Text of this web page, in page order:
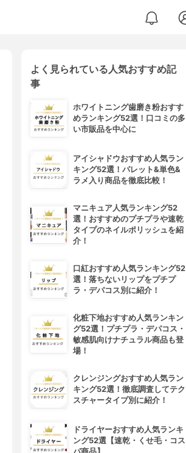
よく見られている人気おすすめ記
事
ホワイトニング歯磨き粉おすす
めランキング52選！口コミの多
い市販品を中心に
アイシャドウおすすめ人気ラン
キング52選！パレット&単色&
ラメ入り商品を徹底比較！
マニキュア人気ランキング52
選！おすすめのプチプラや速乾
タイプのネイルポリッシュを紹
介！
口紅おすすめ人気ランキング52
選！落ちないリップをプチプ
ラ・デパコス別に紹介！
化粧下地おすすめ人気ランキン
グ52選！プチプラ・デパコス・
敏感肌向けナチュラル商品も登
場！
クレンジングおすすめ人気ラン
キング52選！徹底調査してテク
スチャータイプ別に紹介！
ドライヤーおすすめ人気ランキ
ング52選【速乾・くせ毛・コス